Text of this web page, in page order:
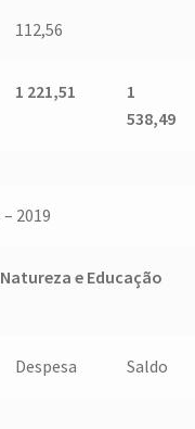
112,56
1 221,51
1
538,49
2019
e Educação
Despesa Saldo